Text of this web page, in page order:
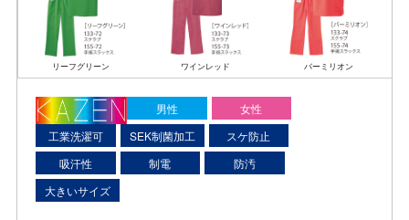
リーフグリーン ワインレッド バーミリオン
男性
女性
工業洗濯可
SEK制菌加工
スケ防止
吸汗性
制電
防汚
大きいサイズ